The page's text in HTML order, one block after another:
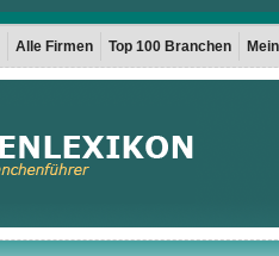
Alle Firmen Top 100 Branchen